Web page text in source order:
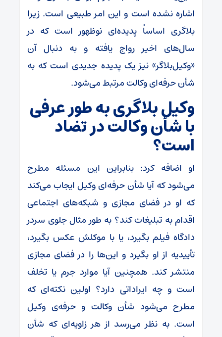
اشاره نشده است و این امر طبیعی است. زیرا
بلاگری اساساً پدیده‌ای نوظهور است که در
سال‌های اخیر رواج یافته و به دنبال آن
«وکیل‌بلاگر» نیز یک پدیده جدیدی است که به
شأن حرفه‌ای وکالت مرتبط می‌شود.
وکیل بلاگری به طور عرفی
با شأن وکالت در تضاد
است؟
او اضافه کرد: بنابراین این مسئله مطرح
می‌شود که آیا شأن حرفه‌ای وکیل ایجاب می‌کند
که او در فضای مجازی و شبکه‌های اجتماعی
اقدام به تبلیغات کند؟ به طور مثال جلوی سردر
دادگاه فیلم بگیرد، یا با موکلش عکس بگیرد،
تأییدیه از او بگیرد و این‌ها را در فضای مجازی
منتشر کند. همچنین آیا موارد جرم یا تخلف
است و چه ایراداتی دارد؟ اولین نکته‌ای که
مطرح می‌شود شأن وکالت و حرفه‌ی وکیل
است. به نظر می‌رسد از هر زاویه‌ای که شأن